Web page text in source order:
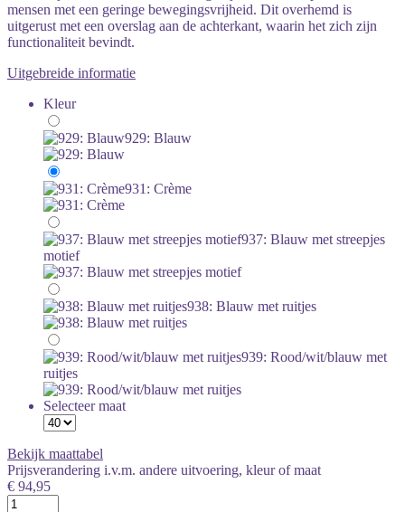
mensen met een geringe bewegingsvrijheid. Dit overhemd is
uitgerust met een overslag aan de achterkant, waarin het zich zijn
functionaliteit bevindt.
Uitgebreide informatie
Kleur
929: Blauw
931: Crème
937: Blauw met streepjes
motief
938: Blauw met ruitjes
939: Rood/wit/blauw met
ruitjes
Selecteer maat
Bekijk maattabel
Prijsverandering i.v.m. andere uitvoering, kleur of maat
€ 94,95